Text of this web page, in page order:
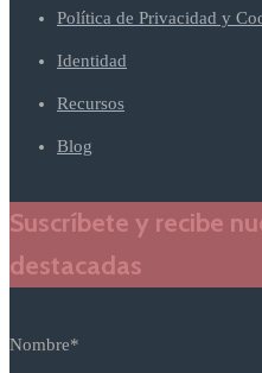
Política de Privacidad y
Identidad
Recursos
Blog
Suscríbete y recibe
destacadas
Nombre*